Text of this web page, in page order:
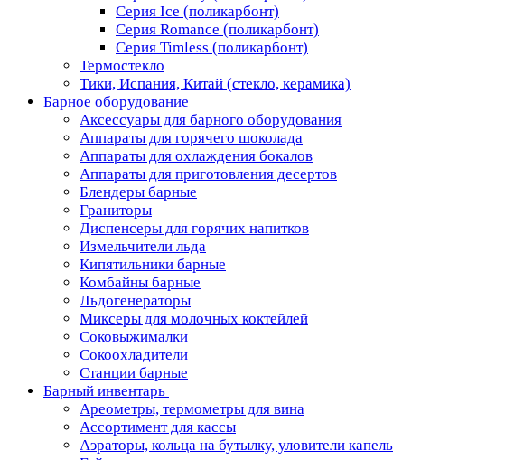
Серия Ice (поликарбонт)
Серия Romance (поликарбонт)
Серия Timless (поликарбонт)
Термостекло
Тики, Испания, Китай (стекло, керамика)
Барное оборудование
Аксессуары для барного оборудования
Аппараты для горячего шоколада
Аппараты для охлаждения бокалов
Аппараты для приготовления десертов
Блендеры барные
Граниторы
Диспенсеры для горячих напитков
Измельчители льда
Кипятильники барные
Комбайны барные
Льдогенераторы
Миксеры для молочных коктейлей
Соковыжималки
Сокоохладители
Станции барные
Барный инвентарь
Ареометры, термометры для вина
Ассортимент для кассы
Аэраторы, кольца на бутылку, уловители капель